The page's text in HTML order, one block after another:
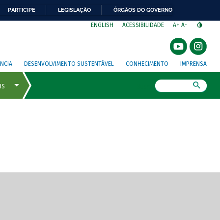
PARTICIPE LEGISLAÇÃO ÓRGÃOS DO GOVERNO
ENGLISH ACESSIBILIDADE A+ A-
DESENVOLVIMENTO SUSTENTÁVEL CONHECIMENTO IMPRENSA
de tela